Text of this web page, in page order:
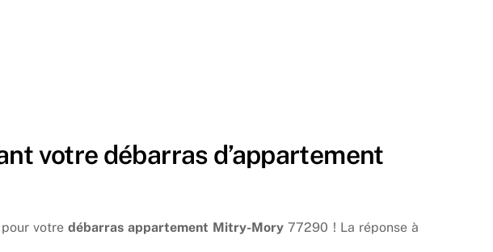
votre débarras d’appartement
votre débarras appartement Mitry-Mory 77290 ! La réponse à